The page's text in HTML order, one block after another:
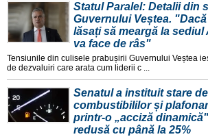
Statul Paralel: Detalii din
Guvernului Veștea.
lăsați să meargă la sediul
va face de râs"
Tensiunile din culisele prabușirii Guvernului Veștea
de dezvaluiri care arata cum liderii c ...
Senatul a instituit stare
combustibililor și
printr-o „acciză
redusă cu până la 25%